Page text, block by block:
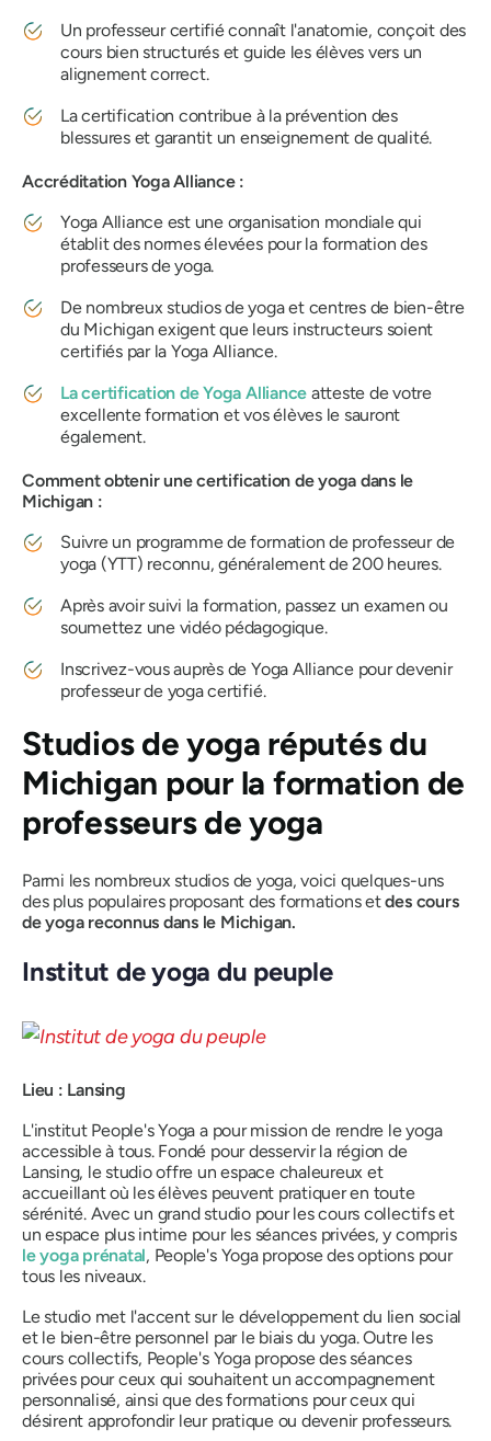
Un professeur certifié connaît l'anatomie, conçoit des
cours bien structurés et guide les élèves vers un
alignement correct.
La certification contribue à la prévention des
blessures et garantit un enseignement de qualité.
Accréditation Yoga Alliance :
Yoga Alliance est une organisation mondiale qui
établit des normes élevées pour la formation des
professeurs de yoga.
De nombreux studios de yoga et centres de bien-être
du Michigan exigent que leurs instructeurs soient
certifiés par la Yoga Alliance.
La certification de Yoga Alliance atteste de votre
excellente formation et vos élèves le sauront
également.
Comment obtenir une certification de yoga dans le
Michigan :
Suivre un programme de formation de professeur de
yoga (YTT) reconnu, généralement de 200 heures.
Après avoir suivi la formation, passez un examen ou
soumettez une vidéo pédagogique.
Inscrivez-vous auprès de Yoga Alliance pour devenir
professeur de yoga certifié.
Studios de yoga réputés du
Michigan pour la formation de
professeurs de yoga
Parmi les nombreux studios de yoga, voici quelques-uns
des plus populaires proposant des formations etdes cours
de yoga reconnus dans le Michigan.
Institut de yoga du peuple
Lieu : Lansing
L'institut People's Yoga a pour mission de rendre le yoga
accessible à tous. Fondé pour desservir la région de
Lansing, le studio offre un espace chaleureux et
accueillant où les élèves peuvent pratiquer en toute
sérénité. Avec un grand studio pour les cours collectifs et
un espace plus intime pour les séances privées, y compris
le yoga prénatal, People's Yoga propose des options pour
tous les niveaux.
Le studio met l'accent sur le développement du lien social
et le bien-être personnel par le biais du yoga. Outre les
cours collectifs, People's Yoga propose des séances
privées pour ceux qui souhaitent un accompagnement
personnalisé, ainsi que des formations pour ceux qui
désirent approfondir leur pratique ou devenir professeurs.